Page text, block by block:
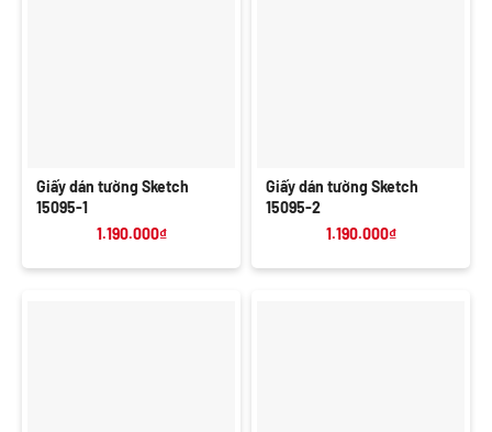
Giấy dán tường Sketch
15095-1
1.190.000₫
Giấy dán tường Sketch
15095-2
1.190.000₫